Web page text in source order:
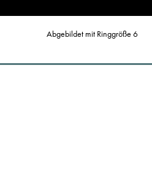
Abgebildet mit Ringgröße 6